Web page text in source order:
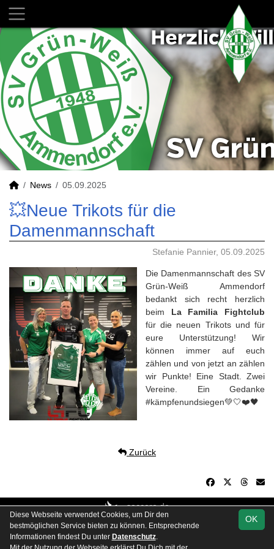
News 05.09.2025
💥Neue Trikots für die
Damenmannschaft
Stefanie Pannier, 05.09.2025
Die Damenmannschaft des SV
Grün-Weiß Ammendorf
bedankt sich recht herzlich
beim La Familia Fightclub
für die neuen Trikots und für
eure Unterstützung! Wir
können immer auf euch
zählen und von jetzt an zählen
wir Punkte! Eine Stadt. Zwei
Vereine. Ein Gedanke
#kämpfenundsiegen💚🤍❤️🖤
Zurück
soccero.de
© 2006 - 2026
Trainingszeiten Kontakt Impressum
OK
Diese Webseite verwendet Cookies, um Dir den
bestmöglichen Service bieten zu können. Entsprechende
Informationen findest Du unter Datenschutz.